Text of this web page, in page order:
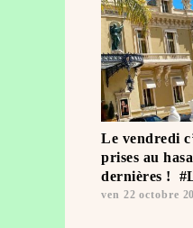
Le vendredi
prises au
dernières !
ven 22 octobre